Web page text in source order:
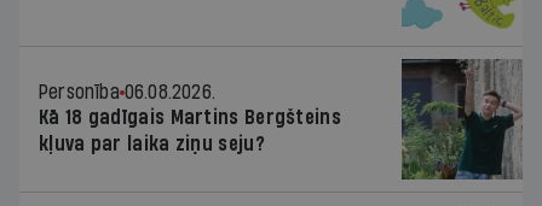
Personība 06.08.2026.
Kā 18 gadīgais Martins Bergšteins
kļuva par laika ziņu seju?